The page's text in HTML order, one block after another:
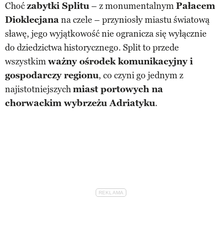
Choćzabytki Splitu– z monumentalnymPałacem
Dioklecjanana czele – przyniosły miastu światową
sławę, jego wyjątkowość nie ogranicza się wyłącznie
do dziedzictwa historycznego. Split to przede
wszystkimważny ośrodek komunikacyjny i
gospodarczy regionu, co czyni go jednym z
najistotniejszychmiast portowych na
chorwackim wybrzeżu Adriatyku.